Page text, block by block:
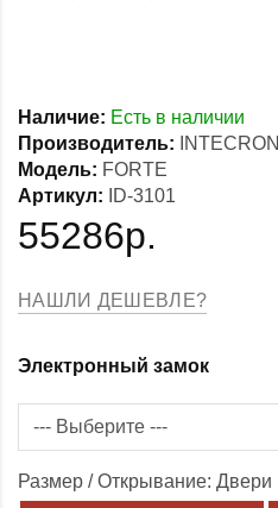
Наличие: Есть в наличии
Производитель:
INTECRON
Модель: FORTE
Артикул: ID-3101
55286р.
НАШЛИ ДЕШЕВЛЕ?
Электронный замок
Размер / Открывание: Двери